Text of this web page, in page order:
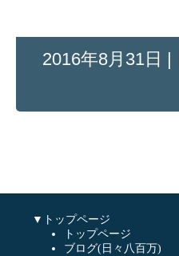
2016年8月31日 |
▼トップページ
トップページ
ブログ(日々八百万)